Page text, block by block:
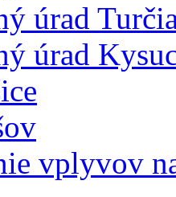
úrad
úrad
vplyvov